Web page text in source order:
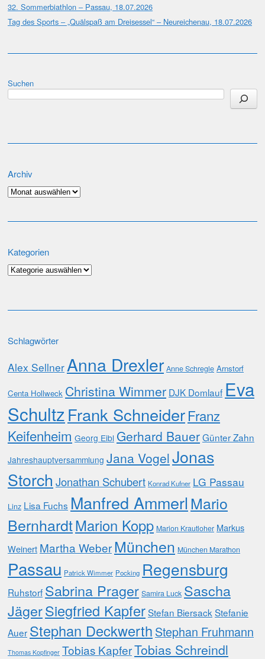
32. Sommerbiathlon – Passau, 18.07.2026
Tag des Sports – „Quälspaß am Dreisessel“ – Neureichenau, 18.07.2026
Suchen
Archiv
Archiv
Kategorien
Kategorien
Schlagwörter
Alex Sellner Anna Drexler Anne Schregle Arnstorf
Centa Hollweck Christina Wimmer DJK Domlauf Eva
SchultzFrank SchneiderFranz
Keifenheim Georg Eibl Gerhard BauerGünter Zahn
Jahreshauptversammlung Jana VogelJonas
Storch Jonathan Schubert Konrad Kufner LG Passau
Linz Lisa Fuchs Manfred AmmerlMario
BernhardtMarion Kopp Marion Krautloher Markus
Weinert Martha WeberMünchen München Marathon
Passau Patrick Wimmer Pocking Regensburg
Ruhstorf Sabrina Prager Samira Luck Sascha
JägerSiegfried KapferStefan Biersack Stefanie
Auer Stephan Deckwerth Stephan Fruhmann
Thomas Kopfinger Tobias KapferTobias Schreindl